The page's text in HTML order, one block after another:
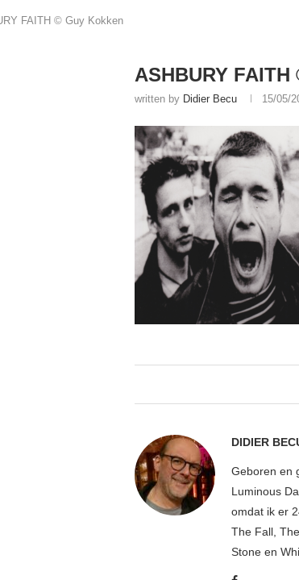
FAITH © Guy Kokken
ASHBURY
written by Didier Becu 15/05/
DIDIER
Geboren en
Luminous
omdat ik er
The Fall,
Stone en